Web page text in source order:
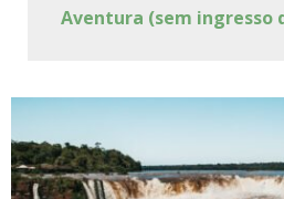
Aventura (sem ingresso